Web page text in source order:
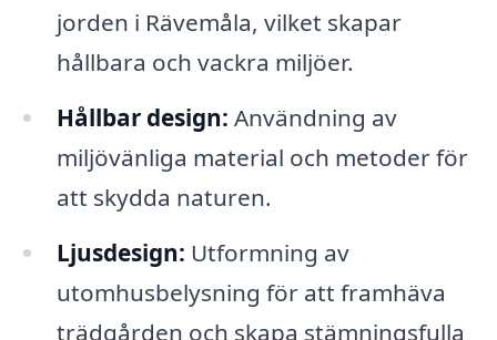
jorden i Rävemåla, vilket skapar
hållbara och vackra miljöer.
Hållbar design: Användning av
miljövänliga material och metoder för
att skydda naturen.
Ljusdesign: Utformning av
utomhusbelysning för att framhäva
trädgården och skapa stämningsfulla